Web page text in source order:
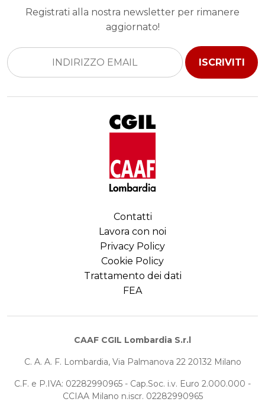
Registrati alla nostra newsletter per rimanere
aggiornato!
ISCRIVITI
Contatti
Lavora con noi
Privacy Policy
Cookie Policy
Trattamento dei dati
FEA
CAAF CGIL Lombardia S.r.l
C. A. A. F. Lombardia, Via Palmanova 22 20132 Milano
C.F. e P.IVA: 02282990965 - Cap.Soc. i.v. Euro 2.000.000 -
CCIAA Milano n.iscr. 02282990965